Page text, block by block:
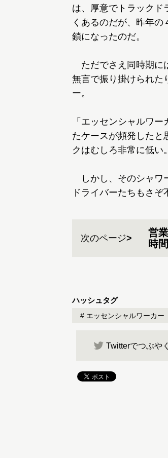
は、厚意でトラックド
くあるのだが、昨年
鎖になったのだ。
ただでさえ同時期に
無言で振り掛けられた
ー。
「エッセンシャルワ
たケースが頻発したと
クはむしろ非常に低い。
しかし、そのシャワ
ドライバーたちもさぞ
次のページ
営
時
ハッシュタグ
エッセンシャルワーカー
Twitterでつぶやく